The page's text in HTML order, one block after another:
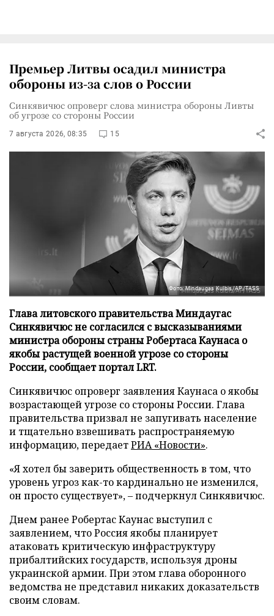
Премьер Литвы осадил министра
обороны из-за слов о России
Синкявичюс опроверг слова министра обороны Ливты
об угрозе со стороны России
7 августа 2026, 08:35 15
Фото: Mindaugas Kulbis/AP/TASS
Глава литовского правительства Миндаугас
Синкявичюс не согласился с высказываниями
министра обороны страны Робертаса Каунаса о
якобы растущей военной угрозе со стороны
России, сообщает портал LRT.
Синкявичюс опроверг заявления Каунаса о якобы
возрастающей угрозе со стороны России. Глава
правительства призвал не запугивать население
и тщательно взвешивать распространяемую
информацию, передаетРИА «Новости».
«Я хотел бы заверить общественность в том, что
уровень угроз как-то кардинально не изменился,
он просто существует», – подчеркнул Синкявичюс.
Днем ранее Робертас Каунас выступил с
заявлением, что Россия якобы планирует
атаковать критическую инфраструктуру
прибалтийских государств, используя дроны
украинской армии. При этом глава оборонного
ведомства не представил никаких доказательств
своим словам.